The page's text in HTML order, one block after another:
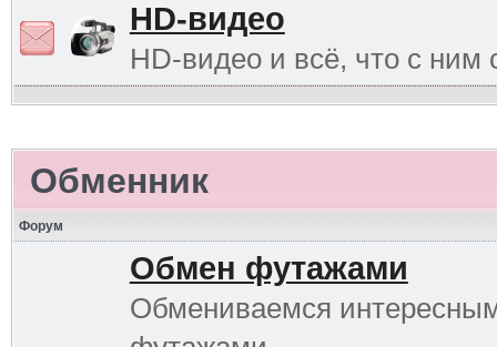
HD-видео
HD-видео и всё, что с ним
Обменник
Форум
Обмен футажами
Обмениваемся